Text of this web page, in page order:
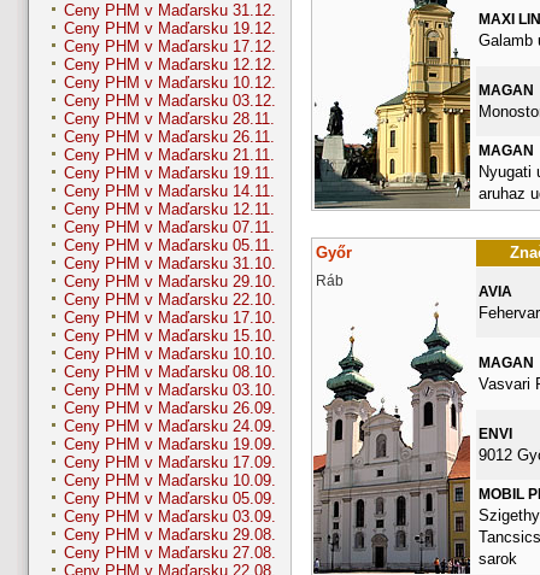
Ceny PHM v Maďarsku 31.12.
Ceny PHM v Maďarsku 19.12.
Ceny PHM v Maďarsku 17.12.
Ceny PHM v Maďarsku 12.12.
Ceny PHM v Maďarsku 10.12.
Ceny PHM v Maďarsku 03.12.
Ceny PHM v Maďarsku 28.11.
Ceny PHM v Maďarsku 26.11.
Ceny PHM v Maďarsku 21.11.
Ceny PHM v Maďarsku 19.11.
Ceny PHM v Maďarsku 14.11.
Ceny PHM v Maďarsku 12.11.
Ceny PHM v Maďarsku 07.11.
Ceny PHM v Maďarsku 05.11.
Ceny PHM v Maďarsku 31.10.
Ceny PHM v Maďarsku 29.10.
Ceny PHM v Maďarsku 22.10.
Ceny PHM v Maďarsku 17.10.
Ceny PHM v Maďarsku 15.10.
Ceny PHM v Maďarsku 10.10.
Ceny PHM v Maďarsku 08.10.
Ceny PHM v Maďarsku 03.10.
Ceny PHM v Maďarsku 26.09.
Ceny PHM v Maďarsku 24.09.
Ceny PHM v Maďarsku 19.09.
Ceny PHM v Maďarsku 17.09.
Ceny PHM v Maďarsku 10.09.
Ceny PHM v Maďarsku 05.09.
Ceny PHM v Maďarsku 03.09.
Ceny PHM v Maďarsku 29.08.
Ceny PHM v Maďarsku 27.08.
Ceny PHM v Maďarsku 22.08.
MAXI
Galamb
MAGAN
MAGAN
Nyugati
aruhaz
Győr
Ráb
AVIA
MAGAN
Vasvari
ENVI
9012
MOBIL
sarok